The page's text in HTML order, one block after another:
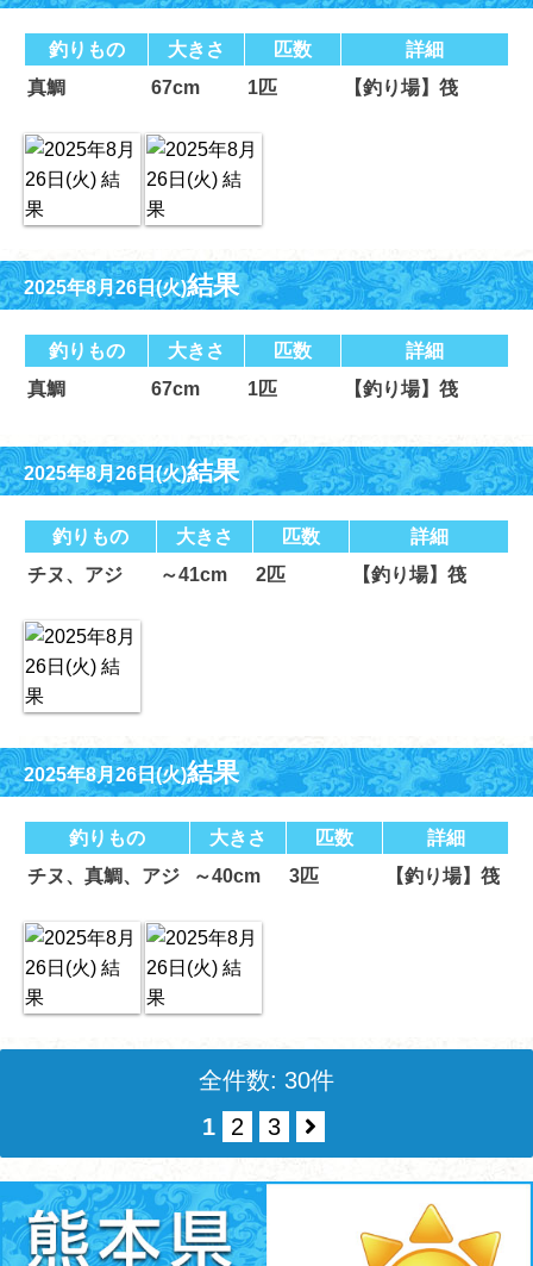
釣りもの 大きさ 匹数
詳細
真鯛
67cm 1匹 【釣り場】筏
2025年8月26日(火)結果
釣りもの 大きさ 匹数
詳細
真鯛
67cm 1匹 【釣り場】筏
2025年8月26日(火)結果
釣りもの 大きさ 匹数
詳細
チヌ、アジ
～41cm 2匹 【釣り場】筏
2025年8月26日(火)結果
釣りもの 大きさ 匹数
詳細
チヌ、真鯛、アジ
～40cm 3匹 【釣り場】筏
全件数: 30件
1
2 3